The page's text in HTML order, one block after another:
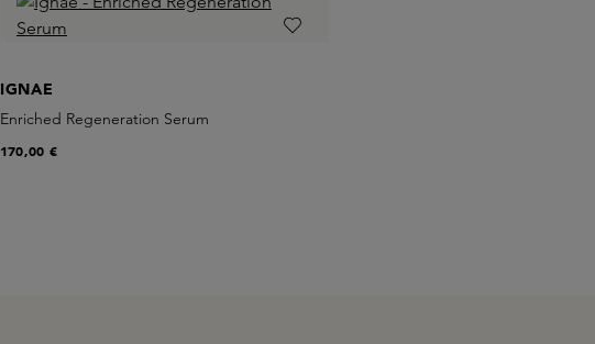
IGNAE
Enriched Regeneration Serum
170,00 €